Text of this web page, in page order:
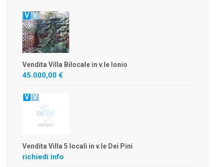
V V
Vendita Villa Bilocale in v.le Ionio
45.000,00 €
V V
Vendita Villa 5 locali in v.le Dei Pini
richiedi info